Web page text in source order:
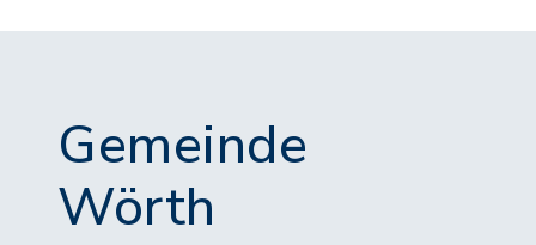
Gemeinde
Wörth